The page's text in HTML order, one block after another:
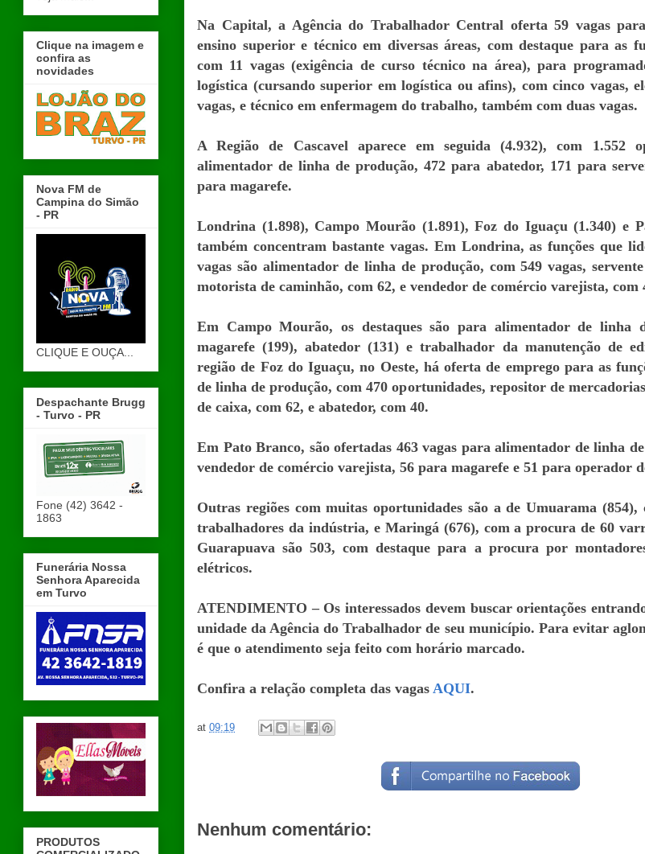
Na Capital, a Agência do Trabalhador Central oferta 59 vagas
ensino superior e técnico em diversas áreas, com destaque para as
com 11 vagas (exigência de curso técnico na área), para
logística (cursando superior em logística ou afins), com cinco vagas,
vagas, e técnico em enfermagem do trabalho, também com duas vagas.
A Região de Cascavel aparece em seguida (4.932), com 1.552
alimentador de linha de produção, 472 para abatedor, 171 para
para magarefe.
Londrina (1.898), Campo Mourão (1.891), Foz do Iguaçu (1.340) e
também concentram bastante vagas. Em Londrina, as funções que
vagas são alimentador de linha de produção, com 549 vagas,
motorista de caminhão, com 62, e vendedor de comércio varejista, com
Em Campo Mourão, os destaques são para alimentador de linha
magarefe (199), abatedor (131) e trabalhador da manutenção de
região de Foz do Iguaçu, no Oeste, há oferta de emprego para as
de linha de produção, com 470 oportunidades, repositor de
de caixa, com 62, e abatedor, com 40.
Em Pato Branco, são ofertadas 463 vagas para alimentador de linha
vendedor de comércio varejista, 56 para magarefe e 51 para operador
Outras regiões com muitas oportunidades são a de Umuarama (854),
trabalhadores da indústria, e Maringá (676), com a procura de 60
Guarapuava são 503, com destaque para a procura por
elétricos.
ATENDIMENTO – Os interessados devem buscar orientações
unidade da Agência do Trabalhador de seu município. Para evitar
é que o atendimento seja feito com horário marcado.
Confira a relação completa das vagas AQUI.
at 09:19
Nenhum comentário:
Clique na imagem e
confira as
novidades
Nova FM de
Campina do Simão
- PR
CLIQUE E OUÇA...
Despachante Brugg
- Turvo - PR
Fone (42) 3642 -
1863
Funerária Nossa
Senhora Aparecida
em Turvo
PRODUTOS